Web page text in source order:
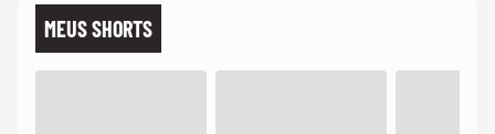
MEUS SHORTS